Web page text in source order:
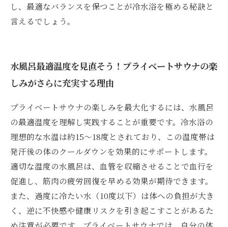
し、最適なバランスを保つことが冷水浴を極める秘訣と
言えるでしょう。
水風呂最適温度を見直そう！プライベートサウナの楽
しみがさらに充実する理由
プライベートサウナの楽しみを最大化するには、水風呂
の最適温度を理解し実践することが重要です。冷水浴の
理想的な水温は約15〜18度とされており、この温度帯は
発汗後の体のクールダウンを効果的にサポートします。
適切な温度の水風呂は、血管を収縮させることで血行を
促進し、筋肉の疲労回復を早める効果が期待できます。
また、過度に冷たい水（10度以下）は体への負担が大き
く、逆に不快感や健康リスクを引き起こすことがあるた